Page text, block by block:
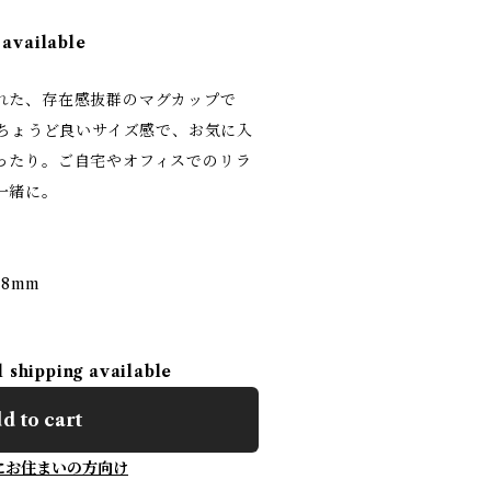
た、存在感抜群のマグカップで
うど良いサイズ感で、お気に入
り。ご自宅やオフィスでのリラ
に。
available
to cart
お住まいの方向け